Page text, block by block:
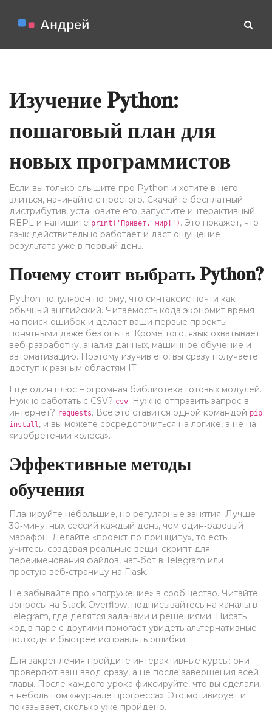
Изучение Python:
пошаговый план для
новых программистов
Если вы только слышите про Python и хотите в него
влиться, начинайте с простого. Скачайте бесплатный
дистрибутив, установите его, запустите интерактивный
REPL и напишите print('Привет, мир!') . Это покажет, что
язык действительно работает и даст ощущение
результата уже в первый день.
Почему стоит выбрать Python?
Python популярен потому, что синтаксис почти как
обычный английский. Читаемость кода экономит время
на поиск ошибок и делает ваши первые проекты
понятными даже без опыта. Кроме того, язык охватывает
веб‑разработку, анализ данных, машинное обучение и
автоматизацию. Поэтому изучив его, вы сразу получаете
доступ к разным областям IT.
Еще один плюс – огромная библиотека готовых модулей.
Нужно работать с CSV? csv. Нужно отправить запрос в
интернет? requests. Всё это ставится одной командой pip
install, и вы можете сосредоточиться на логике, а не на
«изобретении колеса».
Эффективные методы
обучения
Планируйте небольшие, но регулярные занятия. Лучше
30‑минутных сессий каждый день, чем один‑разовый
марафон. Делайте «проект‑по‑принципу», то есть
учитесь, создавая реальные вещи: скрипт для
переименования файлов, чат‑бот в Telegram или
простую веб‑страницу на Flask.
Не забывайте про «погружение» в сообщество. Читайте
вопросы на Stack Overflow, подписывайтесь на каналы в
Telegram, где делятся задачами и решениями. Писать
код в паре с другими помогает увидеть альтернативные
подходы и быстрее исправлять ошибки.
Для закрепления пройдите интерактивные курсы: они
проверяют ваш ввод сразу, а не после завершения всей
главы. После каждого урока фиксируйте, что вы сделали,
в небольшом «журнале прогресса». Это мотивирует и
показывает, сколько уже пройдено.